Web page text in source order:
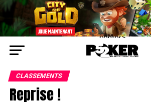
center>
CLASSEMENTS
Reprise !